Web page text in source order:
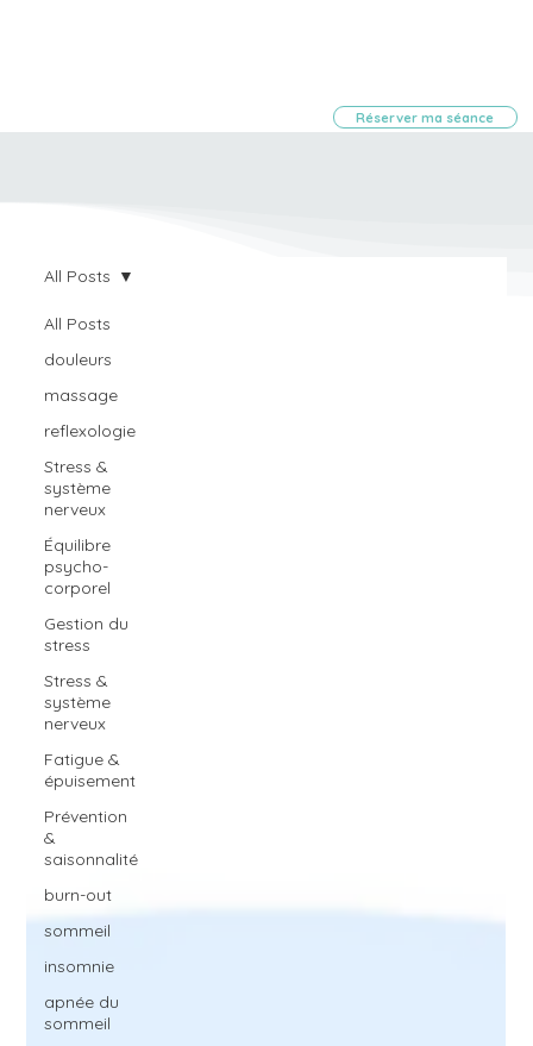
Réserver ma séance
All Posts
douleurs
massage
reflexologie
Stress &
système
nerveux
Équilibre
psycho-
corporel
Gestion du
stress
Stress &
système
nerveux
Fatigue &
épuisement
Prévention
&
saisonnalité
burn-out
sommeil
insomnie
apnée du
sommeil
All Posts